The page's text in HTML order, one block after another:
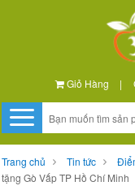
Giỏ Hàng |
Trang chủ Tin tức
tặng Gò Vấp TP Hồ Chí Minh